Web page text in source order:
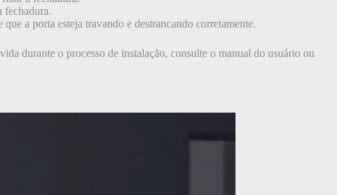
fechadura.
a porta esteja travando e destrancando corretamente.
durante o processo de instalação, consulte o manual do usuário ou